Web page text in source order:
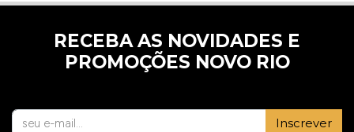
RECEBA AS NOVIDADES E
PROMOÇÕES NOVO RIO
Inscrever